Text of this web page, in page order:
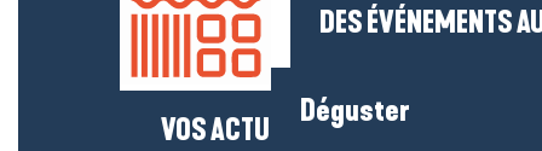
DES ÉVÉNEMENTS
Déguster
VOS ACTUS SALÉES !